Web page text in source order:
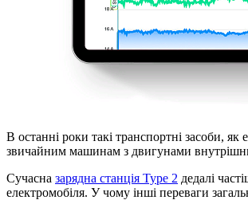
В останні роки такі транспортні засоби,
звичайним машинам з двигунами
Сучасна зарядна станція Type 2 дедалі
електромобіля. У чому інші переваги